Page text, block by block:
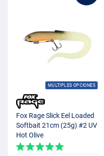
MULTIPLES OPCIONES
Fox Rage Slick Eel Loaded
Softbait 21cm (25g) #2 UV
Hot Olive